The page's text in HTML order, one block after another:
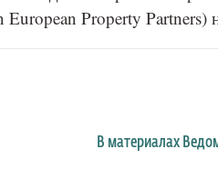
Property
В материалах